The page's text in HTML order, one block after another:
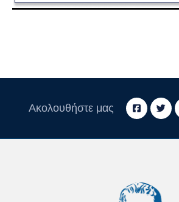
Ακολουθήστε μας